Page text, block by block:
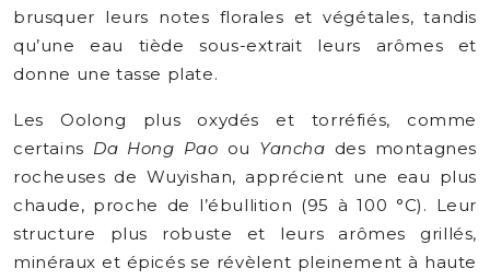
brusquer leurs notes florales et végétales, tandis
qu’une eau tiède sous-extrait leurs arômes et
donne une tasse plate.
Les Oolong plus oxydés et torréfiés, comme
certains Da Hong Pao ou Yancha des montagnes
rocheuses de Wuyishan, apprécient une eau plus
chaude, proche de l’ébullition (95 à 100 °C). Leur
structure plus robuste et leurs arômes grillés,
minéraux et épicés se révèlent pleinement à haute